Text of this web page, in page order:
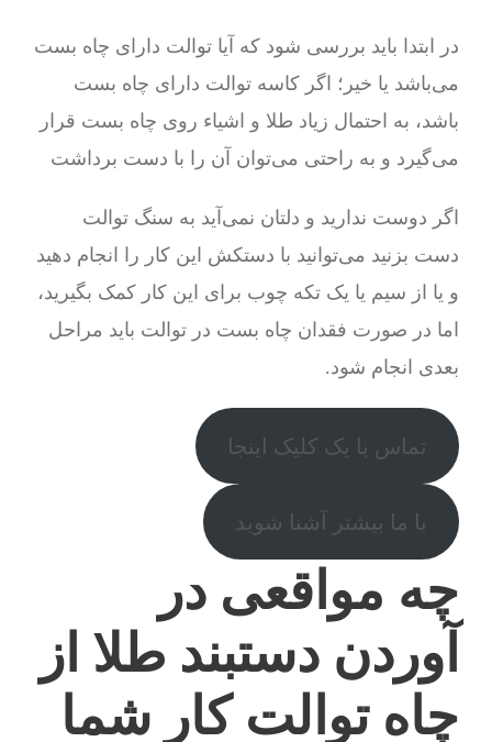
در ابتدا باید بررسی شود که آیا توالت دارای چاه بست
می‌باشد یا خیر؛ اگر کاسه توالت دارای چاه بست
باشد، به احتمال زیاد طلا و اشیاء روی چاه بست قرار
می‌گیرد و به راحتی می‌توان آن را با دست برداشت
اگر دوست ندارید و دلتان نمی‌آید به سنگ توالت
دست بزنید می‌توانید با دستکش این کار را انجام دهید
و یا از سیم یا یک تکه چوب برای این کار کمک بگیرید،
اما در صورت فقدان چاه بست در توالت باید مراحل
بعدی انجام شود.
تماس با یک کلیک اینجا
با ما بیشتر آشنا شوید
چه مواقعی در
آوردن دستبند طلا از
چاه توالت کار شما